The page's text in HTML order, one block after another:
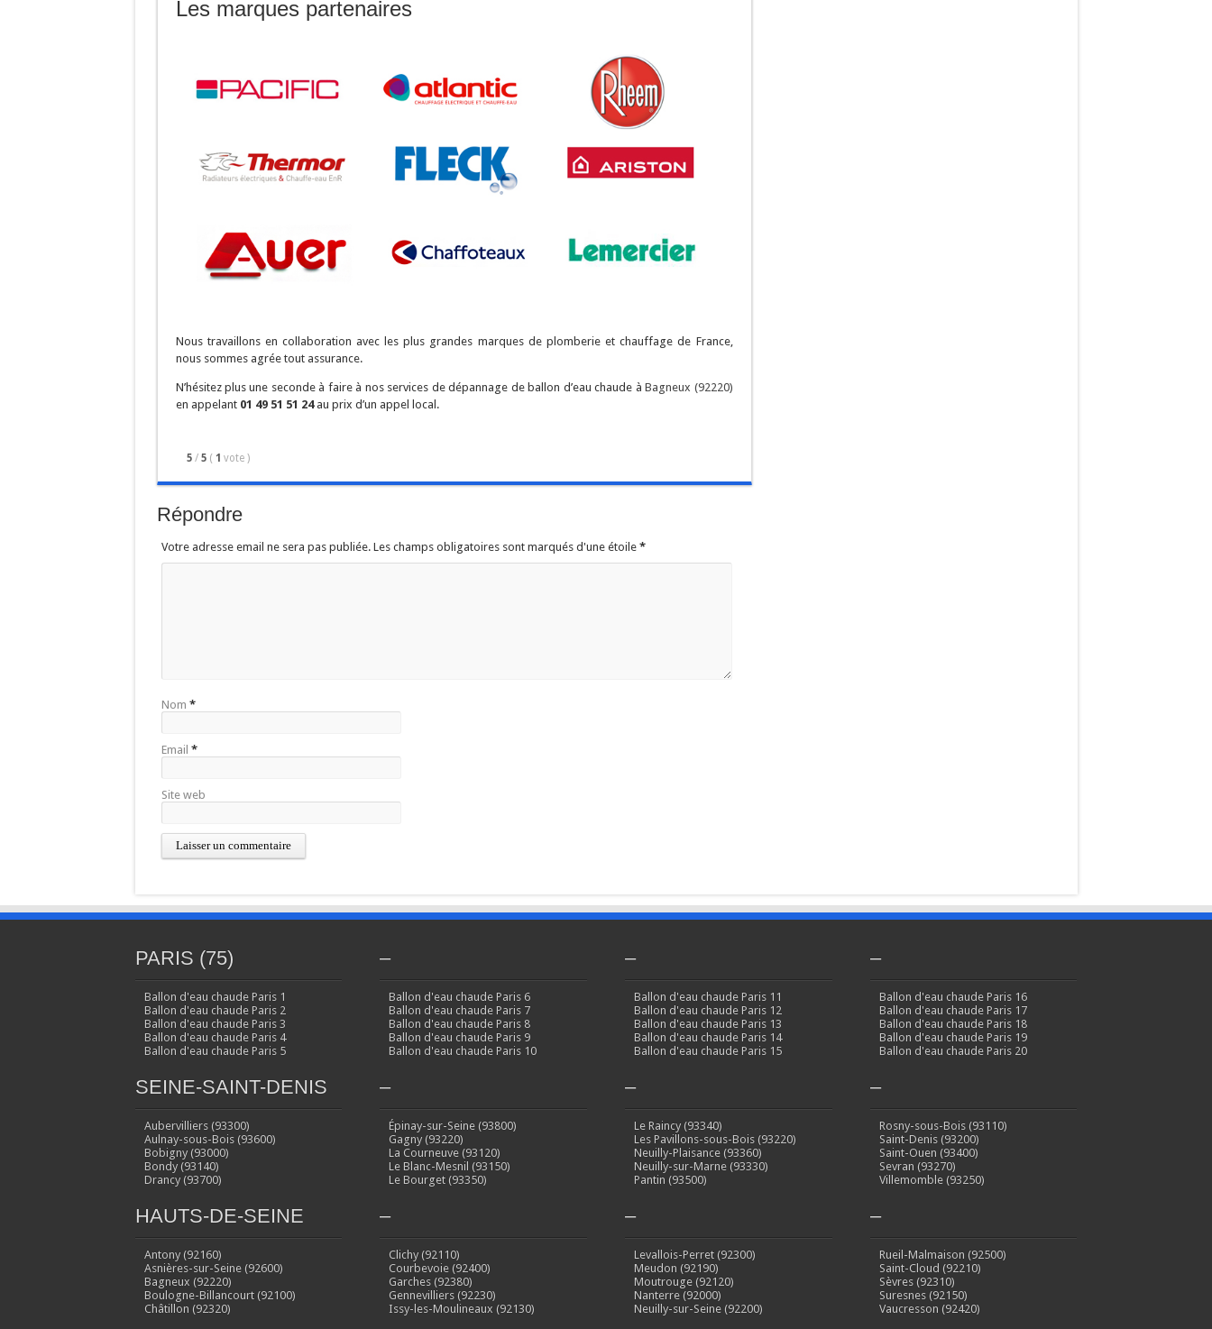
Les marques partenaires
Nous travaillons en collaboration avec les plus grandes marques de plomberie et chauffage de France,
nous sommes agrée tout assurance.
N’hésitez plus une seconde à faire à nos services de dépannage de ballon d’eau chaude àBagneux (92220)
en appelant 01 49 51 51 24au prix d’un appel local.
5 / 5 ( 1 vote )
Répondre
Votre adresse email ne sera pas publiée. Les champs obligatoires sont marqués d'une étoile *
Nom *
Email *
Site web
PARIS (75)
Ballon d'eau chaude Paris 1
Ballon d'eau chaude Paris 2
Ballon d'eau chaude Paris 3
Ballon d'eau chaude Paris 4
Ballon d'eau chaude Paris 5
SEINE-SAINT-DENIS
Aubervilliers (93300)
Aulnay-sous-Bois (93600)
Bobigny (93000)
Bondy (93140)
Drancy (93700)
HAUTS-DE-SEINE
Antony (92160)
Asnières-sur-Seine (92600)
Bagneux (92220)
Boulogne-Billancourt (92100)
Châtillon (92320)
–
Ballon d'eau chaude Paris 6
Ballon d'eau chaude Paris 7
Ballon d'eau chaude Paris 8
Ballon d'eau chaude Paris 9
Ballon d'eau chaude Paris 10
–
Épinay-sur-Seine (93800)
Gagny (93220)
La Courneuve (93120)
Le Blanc-Mesnil (93150)
Le Bourget (93350)
–
Clichy (92110)
Courbevoie (92400)
Garches (92380)
Gennevilliers (92230)
Issy-les-Moulineaux (92130)
–
Ballon d'eau chaude Paris 11
Ballon d'eau chaude Paris 12
Ballon d'eau chaude Paris 13
Ballon d'eau chaude Paris 14
Ballon d'eau chaude Paris 15
–
Le Raincy (93340)
Les Pavillons-sous-Bois (93220)
Neuilly-Plaisance (93360)
Neuilly-sur-Marne (93330)
Pantin (93500)
–
Levallois-Perret (92300)
Meudon (92190)
Moutrouge (92120)
Nanterre (92000)
Neuilly-sur-Seine (92200)
–
Ballon d'eau chaude Paris 16
Ballon d'eau chaude Paris 17
Ballon d'eau chaude Paris 18
Ballon d'eau chaude Paris 19
Ballon d'eau chaude Paris 20
–
Rosny-sous-Bois (93110)
Saint-Denis (93200)
Saint-Ouen (93400)
Sevran (93270)
Villemomble (93250)
–
Rueil-Malmaison (92500)
Saint-Cloud (92210)
Sèvres (92310)
Suresnes (92150)
Vaucresson (92420)